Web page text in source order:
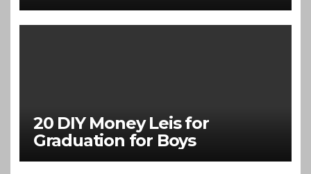
20 DIY Money Leis for
Graduation for Boys